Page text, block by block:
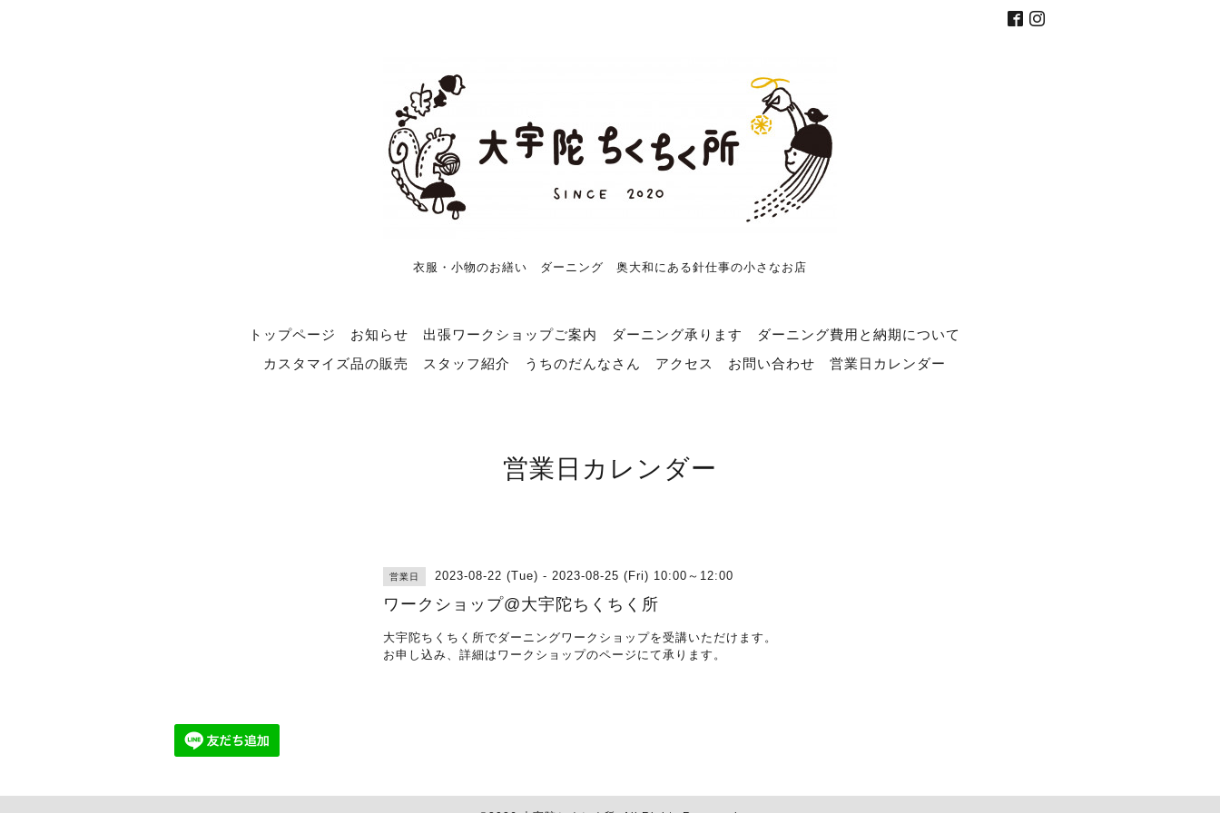
衣服・小物のお繕い ダーニング 奥大和にある針仕事の小さなお店
トップページ お知らせ 出張ワークショップご案内 ダーニング承ります
ダーニング費用と納期について
カスタマイズ品の販売
スタッフ紹介 うちのだんなさん アクセス お問い合わせ 営業日カレンダー
営業日カレンダー
営業日 2023-08-22 (Tue) - 2023-08-25 (Fri) 10:00～12:00
ワークショップ@大宇陀ちくちく所
大宇陀ちくちく所でダーニングワークショップを受講いただけます。
お申し込み、詳細は ワークショップのページ にて承ります。